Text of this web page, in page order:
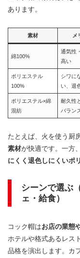
あります。
素材 メ
綿100%
通気性
高い
ポリエステル
100%
シワに
い、退
ポリエステル×綿
混紡
耐久性
バラン
たとえば、火を使う厨
素材が快適です。一方
にくく退色しにくいポ
シーンで選ぶ
ェ・給食）
コック帽はお店の業態
ホテルや格式あるレス
品格を演出します。カ